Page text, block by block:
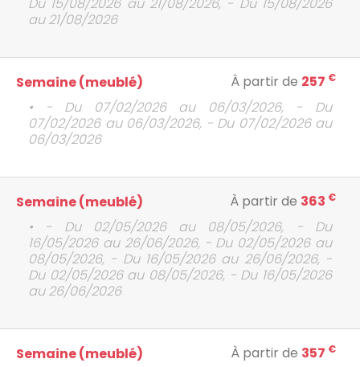
au 21/08/2026
Semaine (meublé) À partir de 257 €
• - Du 07/02/2026 au 06/03/2026, - Du
07/02/2026 au 06/03/2026, - Du 07/02/2026 au
06/03/2026
Semaine (meublé) À partir de 363 €
• - Du 02/05/2026 au 08/05/2026, - Du
16/05/2026 au 26/06/2026, - Du 02/05/2026 au
08/05/2026, - Du 16/05/2026 au 26/06/2026, -
Du 02/05/2026 au 08/05/2026, - Du 16/05/2026
au 26/06/2026
Semaine (meublé) À partir de 357 €